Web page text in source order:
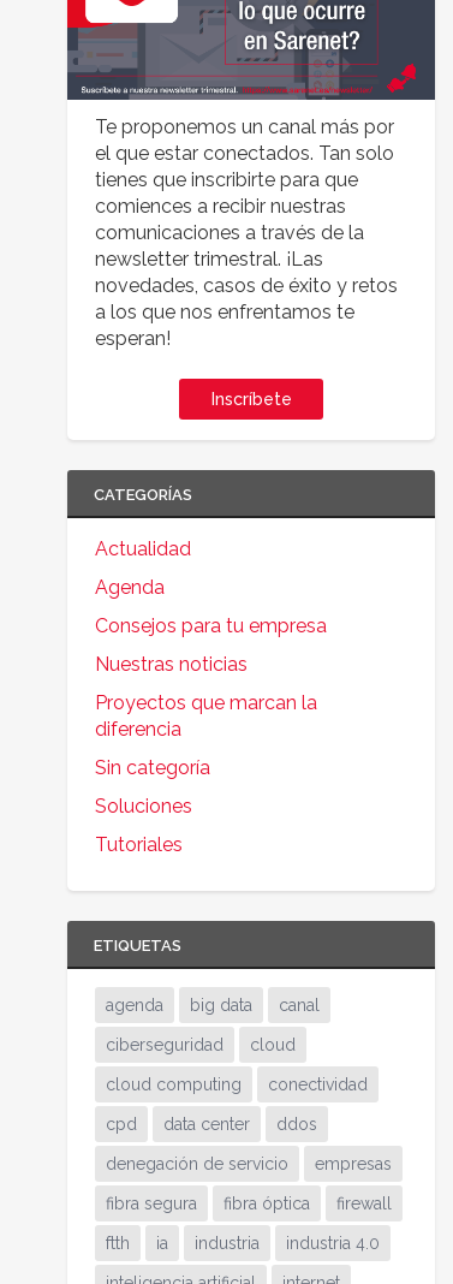
Te proponemos un canal más por
el que estar conectados. Tan solo
tienes que inscribirte para que
comiences a recibir nuestras
comunicaciones a través de la
newsletter trimestral. ¡Las
novedades, casos de éxito y retos
a los que nos enfrentamos te
esperan!
Inscríbete
CATEGORÍAS
Actualidad
Agenda
Consejos para tu empresa
Nuestras noticias
Proyectos que marcan la
diferencia
Sin categoría
Soluciones
Tutoriales
ETIQUETAS
agenda big data canal
ciberseguridad cloud
cloud computing conectividad
cpd data center ddos
denegación de servicio empresas
fibra segura fibra óptica firewall
ftth ia industria industria 4.0